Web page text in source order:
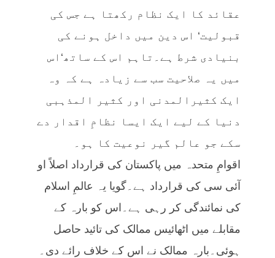
عقائد کا ایک نظام رکھتا ہے جس کی
قبولیت‘ اس دین میں داخل ہونے کی
بنیادی شرط ہے۔تاہم اس کے ساتھ‘اس
میں یہ صلاحیت سب سے زیادہ ہے کہ وہ
ایک کثیرالمدنی اور کثیر المذہبی
دنیا کے لیے ایک ایسا نظامِ اقدار دے
سکے جو عالم گیر نوعیت کا ہو۔
اقوامِ متحدہ میں پاکستان کی قرارداد اصلاً او
آئی سی کی قرارداد ہے۔گویا یہ عالمِ اسلام
کی نمائندگی کر رہی ہے۔اس کو بارہ کے
مقابلے میں اٹھائیس ممالک کی تائید حاصل
ہوئی۔بارہ ممالک نے اس کے خلاف رائے دی۔